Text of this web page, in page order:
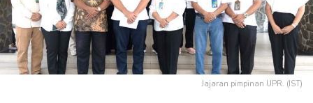
Jajaran pimpinan UPR. (IST)